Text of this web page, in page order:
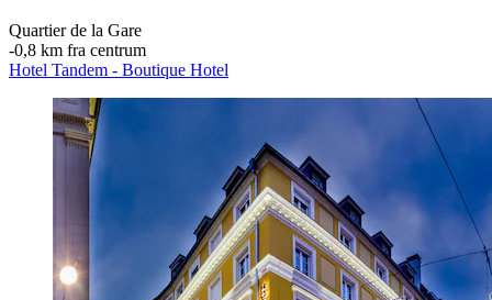
Quartier de la Gare
‐0,8 km fra centrum
Hotel Tandem - Boutique Hotel